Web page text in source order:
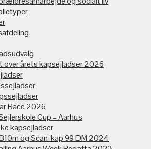
over årets kapsejladser 2026
Race 2026
Cup – Aarhus
kapsejladser
og Scan-kap 99 DM 2024